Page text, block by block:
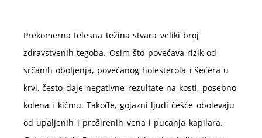
Prekomerna telesna težina stvara veliki broj
zdravstvenih tegoba. Osim što povećava rizik od
srčanih oboljenja, povećanog holesterola i šećera u
krvi, često daje negativne rezultate na kosti, posebno
kolena i kičmu. Takođe, gojazni ljudi češće obolevaju
od upaljenih i proširenih vena i pucanja kapilara.